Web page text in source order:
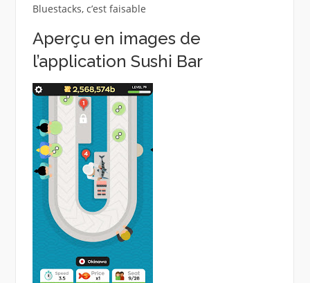
Bluestacks, c’est faisable
Aperçu en images de
l’application Sushi Bar